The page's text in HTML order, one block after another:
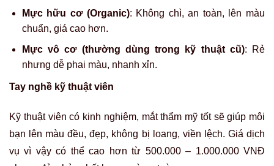
Mực hữu cơ (Organic): Không chì, an toàn, lên màu
chuẩn, giá cao hơn.
Mực vô cơ (thường dùng trong kỹ thuật cũ): Rẻ
nhưng dễ phai màu, nhanh xỉn.
Tay nghề kỹ thuật viên
Kỹ thuật viên có kinh nghiệm, mắt thẩm mỹ tốt sẽ giúp môi
bạn lên màu đều, đẹp, không bị loang, viền lệch. Giá dịch
vụ vì vậy có thể cao hơn từ 500.000 – 1.000.000 VNĐ